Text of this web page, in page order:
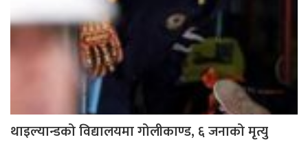
थाइल्यान्डको विद्यालयमा गोलीकाण्ड, ६ जनाको मृत्यु